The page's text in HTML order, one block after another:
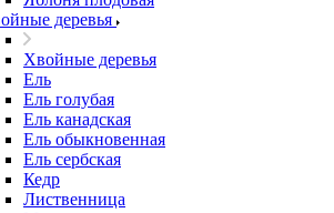
деревья
Хвойные деревья
Ель
Ель голубая
Ель канадская
Ель обыкновенная
Ель сербская
Кедр
Лиственница